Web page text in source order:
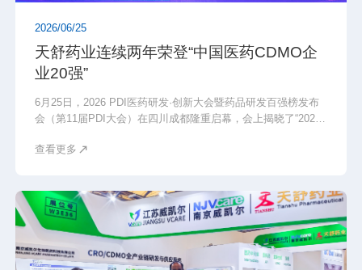
2026/06/25
天舒药业连续两年荣登“中国医药CDMO企
业20强”
6月25日，2026 PDI医药研发·创新大会暨药品研发百强榜发布
会（第11届PDI大会）在四川成都隆重启幕，会上揭晓了“2026
（简称“天舒药业”）凭借持续攀升的综合实力，再度荣登“中国
查看更多